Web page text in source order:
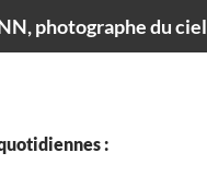
photographe du ciel
: